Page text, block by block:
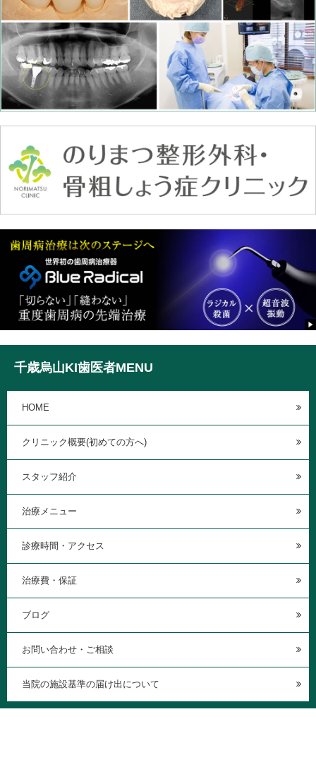
千歳烏山KI歯医者MENU
HOME
クリニック概要(初めての方へ)
スタッフ紹介
治療メニュー
診療時間・アクセス
治療費・保証
ブログ
お問い合わせ・ご相談
当院の施設基準の届け出について